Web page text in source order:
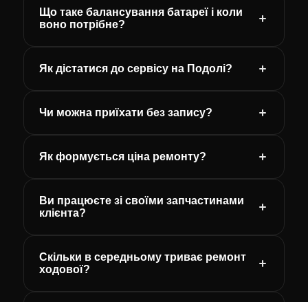
Що таке балансування батареї і коли
воно потрібне?
Як дістатися до сервісу на Подолі?
Чи можна приїхати без запису?
Як формується ціна ремонту?
Ви працюєте зі своїми запчастинами
клієнта?
Скільки в середньому триває ремонт
ходової?